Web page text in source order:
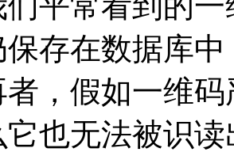
存在数据库
者，假如一维
也无法被识